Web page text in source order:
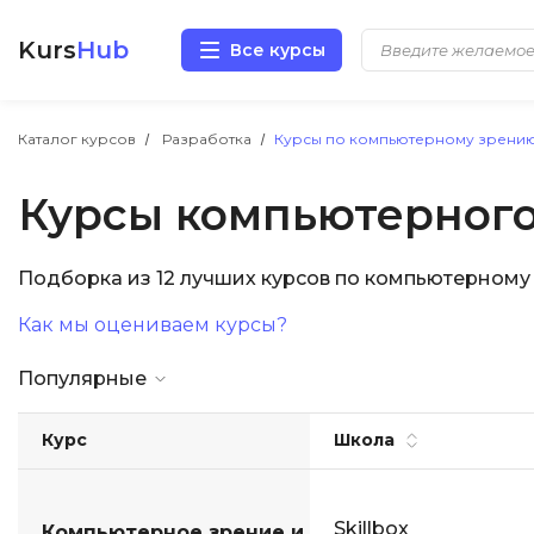
KursHub Все курсы
Каталог курсов Разработка Курсы по компьютерному
Курсы
Подборка из 12 лучших курсов по
Как мы оцениваем курсы?
Популярные
Курс Школа
Skillbox
Разработка
Маркетинг
Аналитика
Иностранные языки